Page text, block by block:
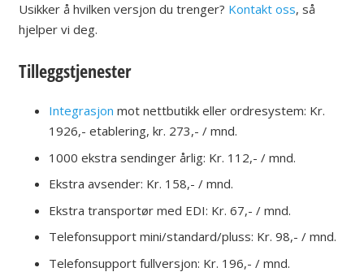
Usikker å hvilken versjon du trenger? Kontakt oss, så
hjelper vi deg.
Tilleggstjenester
Integrasjon mot nettbutikk eller ordresystem: Kr.
1926,- etablering, kr. 273,- / mnd.
1000 ekstra sendinger årlig: Kr. 112,- / mnd.
Ekstra avsender: Kr. 158,- / mnd.
Ekstra transportør med EDI: Kr. 67,- / mnd.
Telefonsupport mini/standard/pluss: Kr. 98,- / mnd.
Telefonsupport fullversjon: Kr. 196,- / mnd.